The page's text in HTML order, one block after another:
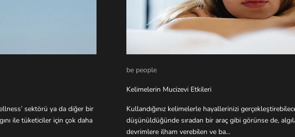
sektörü ya da diğer bir
ile tüketiciler için çok daha
be people
Kelimelerin Mucizevi Etkileri
Kullandığınız kelimelerle hayallerinizi
düşünüldüğünde sıradan bir araç gibi görünse de,
devrimlere ilham verebilen ve ba...